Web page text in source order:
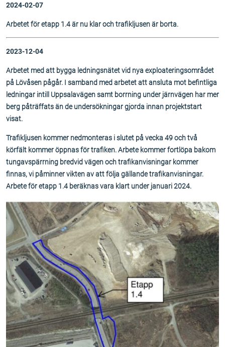
2024-02-07
Arbetet för etapp 1.4 är nu klar och trafikljusen är borta.
2023-12-04
Arbetet med att bygga ledningsnätet vid nya exploateringsområdet
på Lövåsen pågår. I samband med arbetet att ansluta mot befintliga
ledningar intill Uppsalavägen samt borrning under järnvägen har mer
berg påträffats än de undersökningar gjorda innan projektstart
visat.
Trafikljusen kommer nedmonteras i slutet på vecka 49 och två
körfält kommer öppnas för trafiken. Arbete kommer fortlöpa bakom
tungavspärrning bredvid vägen och trafikanvisningar kommer
finnas, vi påminner vikten av att följa gällande trafikanvisningar.
Arbete för etapp 1.4 beräknas vara klart under januari 2024.